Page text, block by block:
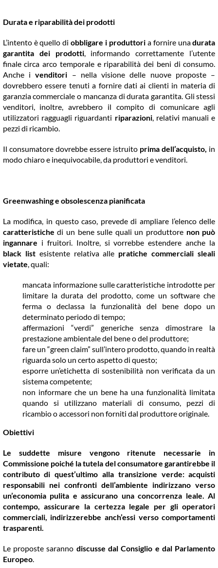
Durata e riparabilità dei prodotti
L’intento è quello diobbligare i produttoria fornire unadurata
garantita dei prodotti, informando correttamente l’utente
finale circa arco temporale e riparabilità dei beni di consumo.
Anche ivenditori – nella visione delle nuove proposte –
dovrebbero essere tenuti a fornire dati ai clienti in materia di
garanzia commerciale o mancanza di durata garantita. Gli stessi
venditori, inoltre, avrebbero il compito di comunicare agli
utilizzatori ragguagli riguardanti riparazioni, relativi manuali e
pezzi di ricambio.
Il consumatore dovrebbe essere istruito prima dell’acquisto, in
modo chiaro e inequivocabile, da produttori e venditori.
Greenwashing e obsolescenza pianificata
La modifica, in questo caso, prevede di ampliare l’elenco delle
caratteristiche di un bene sulle quali un produttore non può
ingannare i fruitori. Inoltre, si vorrebbe estendere anche la
black list esistente relativa alle pratiche commerciali sleali
vietate, quali:
mancata informazione sulle caratteristiche introdotte per
limitare la durata del prodotto, come un software che
ferma o declassa la funzionalità del bene dopo un
determinato periodo di tempo;
affermazioni “verdi” generiche senza dimostrare la
prestazione ambientale del bene o del produttore;
fare un “green claim” sull’intero prodotto, quando in realtà
riguarda solo un certo aspetto di questo;
esporre un’etichetta di sostenibilità non verificata da un
sistema competente;
non informare che un bene ha una funzionalità limitata
quando si utilizzano materiali di consumo, pezzi di
ricambio o accessori non forniti dal produttore originale.
Obiettivi
Le suddette misure vengono ritenute necessarie in
Commissione poiché la tutela del consumatore garantirebbe il
contributo di quest’ultimo alla transizione verde: acquisti
responsabili nei confronti dell’ambiente indirizzano verso
un’economia pulita e assicurano una concorrenza leale. Al
contempo, assicurare la certezza legale per gli operatori
commerciali, indirizzerebbe anch’essi verso comportamenti
trasparenti.
Le proposte saranno discusse dal Consiglio e dal Parlamento
Europeo.